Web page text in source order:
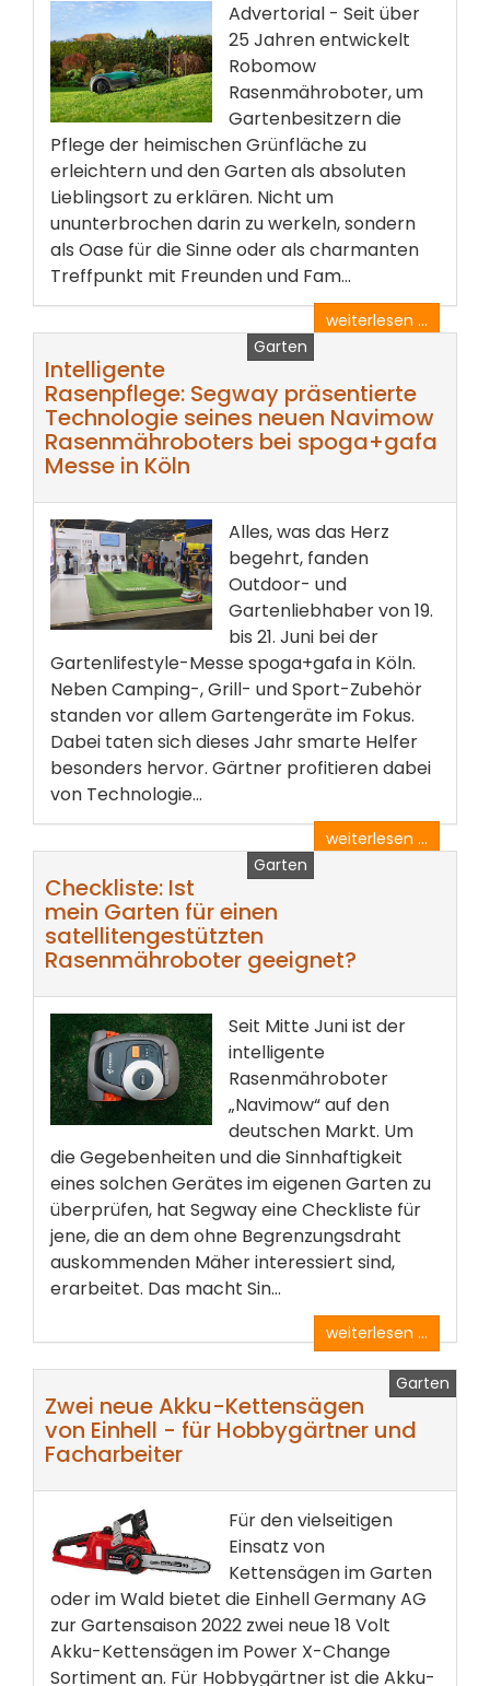
Advertorial - Seit über
25 Jahren entwickelt
Robomow
Rasenmähroboter, um
Gartenbesitzern die
Pflege der heimischen Grünfläche zu
erleichtern und den Garten als absoluten
Lieblingsort zu erklären. Nicht um
ununterbrochen darin zu werkeln, sondern
als Oase für die Sinne oder als charmanten
Treffpunkt mit Freunden und Fam...
weiterlesen ...
Garten
Intelligente
Rasenpflege: Segway präsentierte
Technologie seines neuen Navimow
Rasenmähroboters bei spoga+gafa
Messe in Köln
Alles, was das Herz
begehrt, fanden
Outdoor- und
Gartenliebhaber von 19.
bis 21. Juni bei der
Gartenlifestyle-Messe spoga+gafa in Köln.
Neben Camping-, Grill- und Sport-Zubehör
standen vor allem Gartengeräte im Fokus.
Dabei taten sich dieses Jahr smarte Helfer
besonders hervor. Gärtner profitieren dabei
von Technologie...
weiterlesen ...
Garten
Checkliste: Ist
mein Garten für einen
satellitengestützten
Rasenmähroboter geeignet?
Seit Mitte Juni ist der
intelligente
Rasenmähroboter
„Navimow“ auf den
deutschen Markt. Um
die Gegebenheiten und die Sinnhaftigkeit
eines solchen Gerätes im eigenen Garten zu
überprüfen, hat Segway eine Checkliste für
jene, die an dem ohne Begrenzungsdraht
auskommenden Mäher interessiert sind,
erarbeitet. Das macht Sin...
weiterlesen ...
Garten
Zwei neue Akku-Kettensägen
von Einhell - für Hobbygärtner und
Facharbeiter
Für den vielseitigen
Einsatz von
Kettensägen im Garten
oder im Wald bietet die Einhell Germany AG
zur Gartensaison 2022 zwei neue 18 Volt
Akku-Kettensägen im Power X-Change
Sortiment an. Für Hobbygärtner ist die Akku-